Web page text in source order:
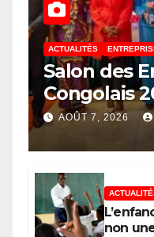
ACTUALITÉS
Salon des
Congolais
l’ANAPI
mobilise
autour de
RDC,
AOÛT 7, 2026
non